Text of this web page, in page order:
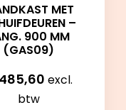
MET
–
900 MM
(GAS09)
excl.
btw